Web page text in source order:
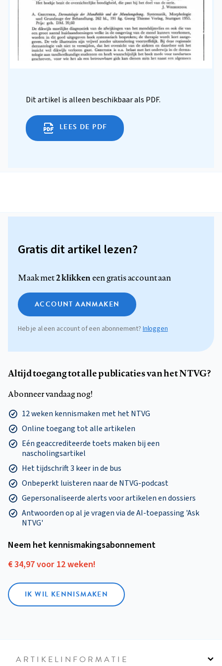
Dit artikel is alleen beschikbaar als PDF.
LEES DE PDF
Gratis dit artikel lezen?
Maak met2 klikkeneen gratis account aan
ACCOUNT AANMAKEN
Heb je al een account of een abonnement? Inloggen
Altijd toegang tot alle publicaties van het NTVG?
Abonneer vandaag nog!
12 weken kennismaken met het NTVG
Online toegang tot alle artikelen
Eén geaccrediteerde toets maken bij een
nascholingsartikel
Het tijdschrift 3 keer in de bus
Onbeperkt luisteren naar de NTVG-podcast
Gepersonaliseerde alerts voor artikelen en dossiers
Antwoorden op al je vragen via de AI-toepassing 'Ask
NTVG'
Neem het kennismakings­abonnement
€ 34,97 voor 12 weken!
IK WIL KENNISMAKEN
ARTIKELINFORMATIE